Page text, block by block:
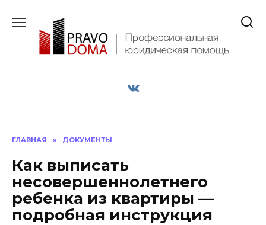
содержанию
ГЛАВНАЯ » ДОКУМЕНТЫ
Как выписать
несовершеннолетнего
ребенка из квартиры —
подробная инструкция